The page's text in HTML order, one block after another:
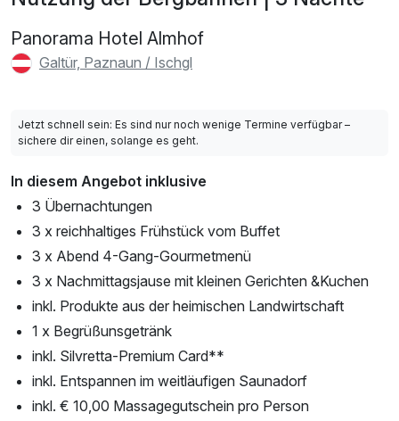
Panorama Hotel Almhof
Galtür, Paznaun / Ischgl
Jetzt schnell sein: Es sind nur noch wenige Termine verfügbar –
sichere dir einen, solange es geht.
In diesem Angebot inklusive
3 Übernachtungen
3 x reichhaltiges Frühstück vom Buffet
3 x Abend 4-Gang-Gourmetmenü
3 x Nachmittagsjause mit kleinen Gerichten &Kuchen
inkl. Produkte aus der heimischen Landwirtschaft
1 x Begrüßunsgetränk
inkl. Silvretta-Premium Card**
inkl. Entspannen im weitläufigen Saunadorf
inkl. € 10,00 Massagegutschein pro Person